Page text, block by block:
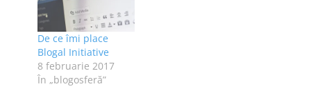
simplu n-au altceva
mai bun de facut. Eu
am observat ca de
fiecare data cand
ma supara ceva,
ma…
De ce îmi place
Blogal Initiative
8 februarie 2017
În „blogosferă”